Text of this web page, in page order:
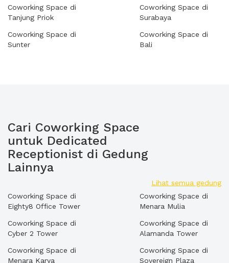
Coworking Space di
Tanjung Priok
Coworking Space di
Sunter
Coworking Space di
Surabaya
Coworking Space di
Bali
Cari Coworking Space
untuk Dedicated
Receptionist di Gedung
Lainnya
Lihat semua gedung
Coworking Space di
Eighty8 Office Tower
Coworking Space di
Cyber 2 Tower
Coworking Space di
Menara Karya
Coworking Space di
Menara Mulia
Coworking Space di
Alamanda Tower
Coworking Space di
Sovereign Plaza